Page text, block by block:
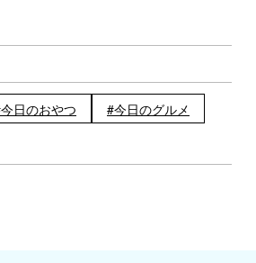
今日のおやつ
今日のグルメ